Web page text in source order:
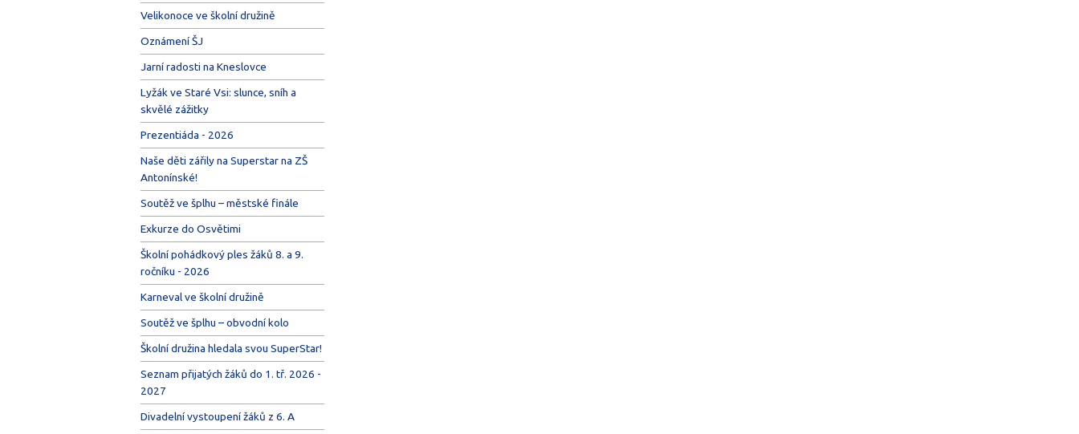
Velikonoce ve školní družině
Oznámení ŠJ
Jarní radosti na Kneslovce
Lyžák ve Staré Vsi: slunce, sníh a
skvělé zážitky
Prezentiáda - 2026
Naše děti zářily na Superstar na ZŠ
Antonínské!
Soutěž ve šplhu – městské finále
Exkurze do Osvětimi
Školní pohádkový ples žáků 8. a 9.
ročníku - 2026
Karneval ve školní družině
Soutěž ve šplhu – obvodní kolo
Školní družina hledala svou SuperStar!
Seznam přijatých žáků do 1. tř. 2026 -
2027
Divadelní vystoupení žáků z 6. A